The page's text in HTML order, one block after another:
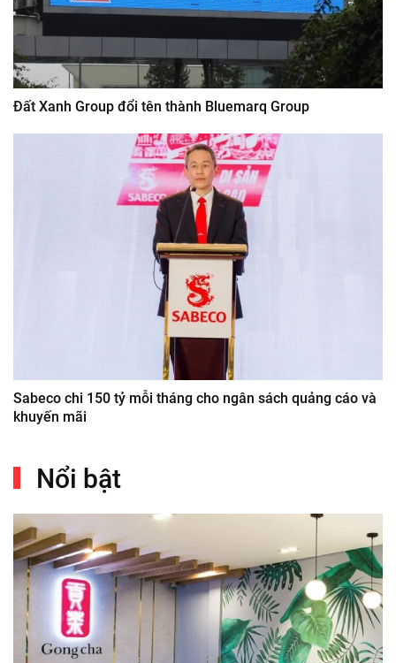
Đất Xanh Group đổi tên thành Bluemarq Group
Sabeco chi 150 tỷ mỗi tháng cho ngân sách quảng cáo và
khuyến mãi
Nổi bật